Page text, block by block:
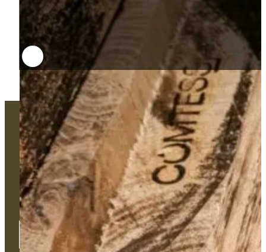
Un projet technique ? Un besoin
d'accompagnement sur-mesure ?
Une problématique ?
Notre équipe est disponible pour vous accompagner et se
déplacer sur le terrain si besoin.
Contactez-nous